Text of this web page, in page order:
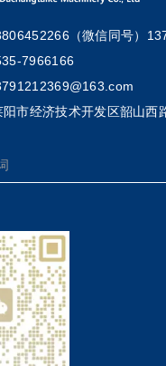
（微信同号）
7966166
市经济技术开发区韶山西